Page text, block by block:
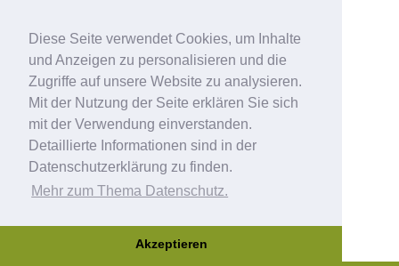
Diese Seite verwendet Cookies, um Inhalte
und Anzeigen zu personalisieren und die
Zugriffe auf unsere Website zu analysieren.
Mit der Nutzung der Seite erklären Sie sich
mit der Verwendung einverstanden.
Detaillierte Informationen sind in der
Datenschutzerklärung zu finden.
Mehr zum Thema Datenschutz.
Akzeptieren